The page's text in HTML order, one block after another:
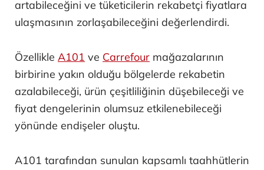
artabileceğini ve tüketicilerin rekabetçi fiyatlara
ulaşmasının zorlaşabileceğini değerlendirdi.
Özellikle A101 ve Carrefour mağazalarının
birbirine yakın olduğu bölgelerde rekabetin
azalabileceği, ürün çeşitliliğinin düşebileceği ve
fiyat dengelerinin olumsuz etkilenebileceği
yönünde endişeler oluştu.
A101 tarafından sunulan kapsamlı taahhütlerin